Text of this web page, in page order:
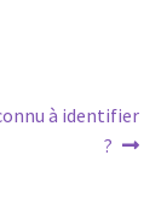
à identifier
?